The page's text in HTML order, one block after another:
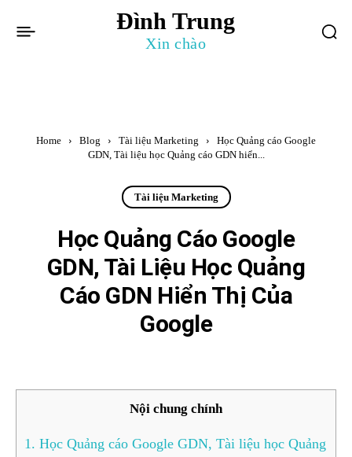
Đình Trung
Xin chào
Home Blog Tài liệu Marketing
Học Quảng cáo Google
GDN, Tài liệu học Quảng cáo GDN hiển...
Tài liệu Marketing
Học Quảng Cáo Google
GDN, Tài Liệu Học Quảng
Cáo GDN Hiển Thị Của
Google
Nội chung chính
1. Học Quảng cáo Google GDN, Tài liệu học Quảng